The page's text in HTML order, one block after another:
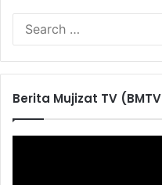
Berita Mujizat TV (BMTV